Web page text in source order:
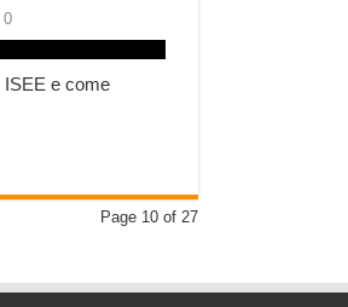
0
ISEE e come
Page 10 of 27